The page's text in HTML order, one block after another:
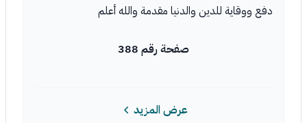
دفع ووقاية للدين والدنيا مقدمة والله أعلم
صفحة رقم 388
عرض المزيد